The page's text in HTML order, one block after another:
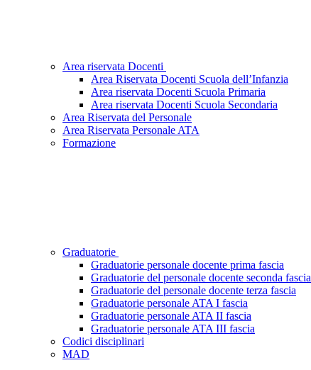
Area riservata Docenti
Area Riservata Docenti Scuola dell’Infanzia
Area riservata Docenti Scuola Primaria
Area riservata Docenti Scuola Secondaria
Area Riservata del Personale
Area Riservata Personale ATA
Formazione
Graduatorie
Graduatorie personale docente prima fascia
Graduatorie del personale docente seconda fascia
Graduatorie del personale docente terza fascia
Graduatorie personale ATA I fascia
Graduatorie personale ATA II fascia
Graduatorie personale ATA III fascia
Codici disciplinari
MAD